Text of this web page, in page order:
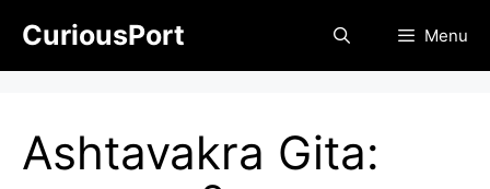
content
CuriousPort Menu
Ashtavakra Gita: